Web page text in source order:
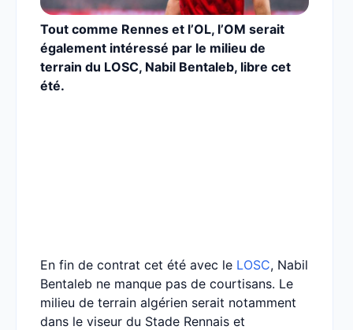
Tout comme Rennes et l’OL, l’OM serait
également intéressé par le milieu de
terrain du LOSC, Nabil Bentaleb, libre cet
été.
En fin de contrat cet été avec le LOSC, Nabil
Bentaleb ne manque pas de courtisans. Le
milieu de terrain algérien serait notamment
dans le viseur du Stade Rennais et